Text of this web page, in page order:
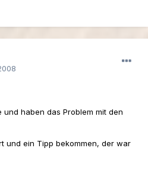
haben das Problem mit den
und ein Tipp bekommen, der war